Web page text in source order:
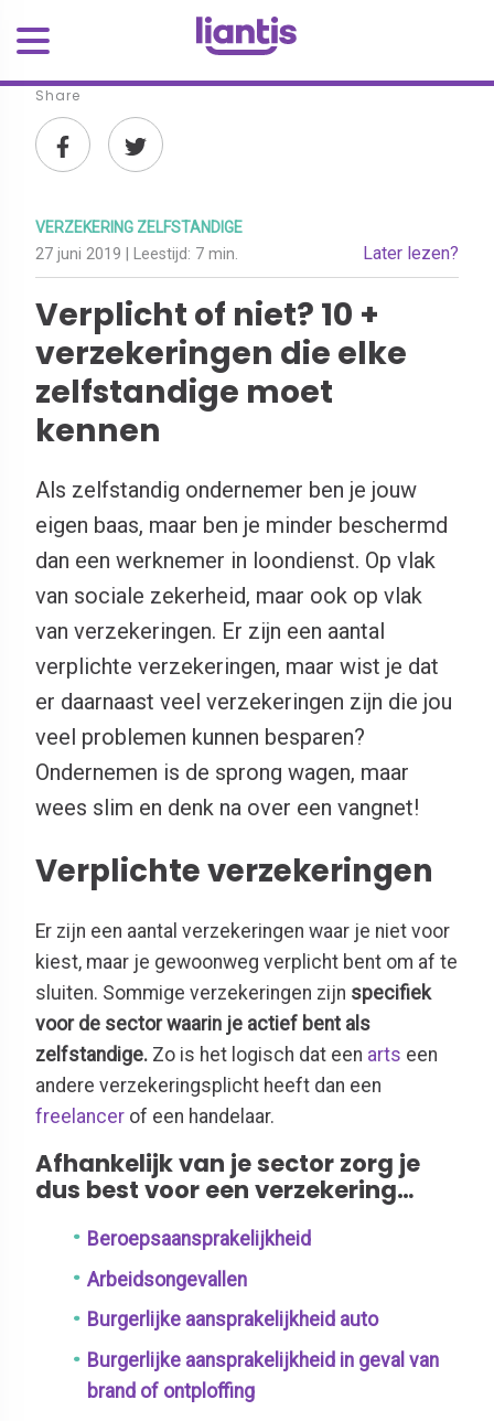
Share
VERZEKERING ZELFSTANDIGE
27 juni 2019 | Leestijd: 7 min. Later lezen?
Verplicht of niet? 10 +
verzekeringen die elke
zelfstandige moet
kennen
Als zelfstandig ondernemer ben je jouw
eigen baas, maar ben je minder beschermd
dan een werknemer in loondienst. Op vlak
van sociale zekerheid, maar ook op vlak
van verzekeringen. Er zijn een aantal
verplichte verzekeringen, maar wist je dat
er daarnaast veel verzekeringen zijn die jou
veel problemen kunnen besparen?
Ondernemen is de sprong wagen, maar
wees slim en denk na over een vangnet!
Verplichte verzekeringen
Er zijn een aantal verzekeringen waar je niet voor
kiest, maar je gewoonweg verplicht bent om af te
sluiten. Sommige verzekeringen zijn specifiek
voor de sector waarin je actief bent als
zelfstandige. Zo is het logisch dat een arts een
andere verzekeringsplicht heeft dan een
freelancer of een handelaar.
Afhankelijk van je sector zorg je
dus best voor een verzekering…
Beroepsaansprakelijkheid
Arbeidsongevallen
Burgerlijke aansprakelijkheid auto
Burgerlijke aansprakelijkheid in geval van
brand of ontploffing